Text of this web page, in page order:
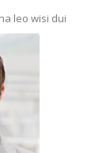
leo wisi dui